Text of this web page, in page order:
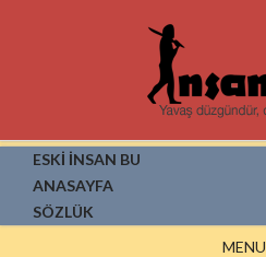
ESKİ İNSAN BU
ANASAYFA
SÖZLÜK
MENU